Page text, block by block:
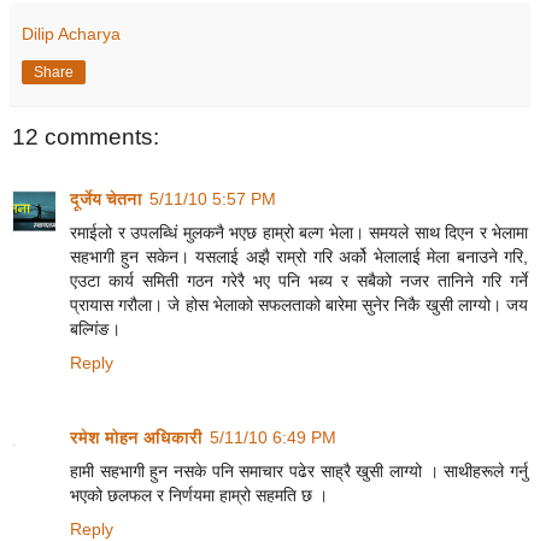
Dilip Acharya
Share
12 comments:
दूर्जेय चेतना 5/11/10 5:57 PM
रमाईलो र उपलब्धिं मुलकनै भएछ हाम्रो बल्ग भेला। समयले साथ दिएन र भेलामा
सहभागी हुन सकेन। यसलाई अझै राम्रो गरि अर्को भेलालाई मेला बनाउने गरि,
एउटा कार्य समिती गठन गरेरै भए पनि भब्य र सबैको नजर तानिने गरि गर्ने
प्रायास गरौला। जे होस भेलाको सफलताको बारेमा सुनेर निकै खुसी लाग्यो। जय
बल्गिंङ।
Reply
रमेश मोहन अधिकारी 5/11/10 6:49 PM
हामी सहभागी हुन नसके पनि समाचार पढेर साह्रै खुसी लाग्यो । साथीहरूले गर्नु
भएको छलफल र निर्णयमा हाम्रो सहमति छ ।
Reply